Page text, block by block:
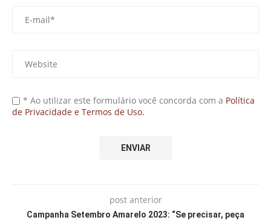
* Ao utilizar este formulário você concorda com a Política
de Privacidade e Termos de Uso.
post anterior
Campanha Setembro Amarelo 2023: “Se precisar, peça